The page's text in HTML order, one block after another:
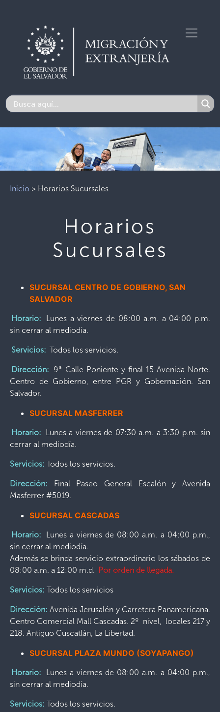
Inicio > Horarios Sucursales
Horarios
Sucursales
SUCURSAL CENTRO DE GOBIERNO, SAN
SALVADOR
Horario:
Lunes a viernes de 08:00 a.m. a 04:00 p.m.
sin cerrar al mediodía.
Servicios: Todos los servicios.
Dirección: 9ª Calle Poniente y final 15 Avenida Norte.
Centro de Gobierno, entre PGR y Gobernación. San
Salvador.
SUCURSAL MASFERRER
Horario: Lunes a viernes de 07:30 a.m. a 3:30 p.m. sin
cerrar al mediodía.
Servicios: Todos los servicios.
Dirección: Final Paseo General Escalón y Avenida
Masferrer #5019.
SUCURSAL CASCADAS
Horario:
Lunes a viernes de 08:00 a.m. a 04:00 p.m.,
sin cerrar al mediodía.
Además se brinda servicio extraordinario los sábados de
08:00 a.m. a 12:00 m.d. Por orden de llegada.
Servicios: Todos los servicios
Dirección: Avenida Jerusalén y Carretera Panamericana.
Centro Comercial Mall Cascadas. 2º nivel, locales 217 y
218. Antiguo Cuscatlán, La Libertad.
SUCURSAL PLAZA MUNDO (SOYAPANGO)
Horario:
Lunes a viernes de 08:00 a.m. a 04:00 p.m.,
sin cerrar al mediodía.
Servicios: Todos los servicios.